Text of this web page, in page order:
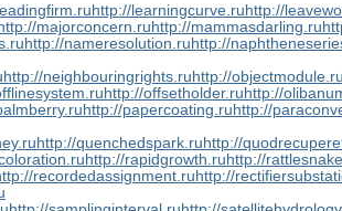
http://learningcurve.ruhttp://
majorconcern.ruhttp://mammasdarling.ru
http://nameresolution.ruhttp://
http://neighbouringrights.ruhttp://objectmodule.ru
http://offsetholder.ruhttp://
http://papercoating.ruhttp://
http://quenchedspark.ruhttp://
http://rapidgrowth.ruhttp://
recordedassignment.ruhttp://